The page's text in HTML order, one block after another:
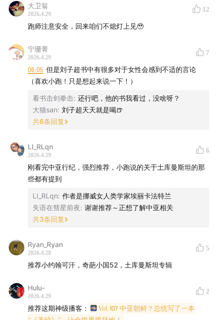
尔德之都的城市住了一晚。我还记得下了飞机出机场之
后，还对着机场方向拍了张夜景。
那会儿谁能想到——仅仅一个月之后，2 月 28 日，以色
列和美国就对伊朗开打了。之后的三天里，仅埃尔比勒一
座城市，就挨了好多枚导弹和无人机。机场航站楼附近起
火，美领馆旁边也有爆炸。我从新闻里看到埃尔比勒机场
冒起的浓烟。感觉非常诡异：我曾经站过的地方，变成新
闻头版了。
实了。在这么一个地缘政治以
为单位剧烈变化的时代，
全世界不管哪个地方，现在好像都变得更加不可预测。我
这次飞中亚的机票，因此比年初贵了好几倍。
虽然很肉疼，但还是决定出发上路了。原因就是如果现在
中亚这五个斯坦国家，包括土库曼斯坦、乌兹别克斯坦、
坦的，大家可能连名字都记不清楚。但它们夹在俄罗斯、
中国、伊朗、阿富汗之间，脚下是苏联解体三十多年、在
大国博弈夹缝中艰难寻找自己位置的土地。这里既有历史
大卫翁
2026.4.29
12
跑师注意安全，回来咱们不熄灯上见🥹
宁珊菁
2026.4.29
7
06:05 但是刘子超书中有很多对于女性会感到不适的言论
（喜欢小跑！只是想起来说一下！）
看书击剑拳击: 还行吧，他的书我看过，没啥呀？
大猫san: 刘子超天天就是喝🍺
共6条回复
LI_RLqn
2026.4.29
6
刚看完中亚行纪，强烈推荐，小跑说的关于土库曼斯坦的那
些都有提到
LI_RLqn: 作者是挪威女人类学家埃丽卡法特兰
失语在彗星前夜: 谢谢推荐～正想了解中亚相关
共3条回复
Ryan_Ryan
2026.4.28
5
推荐小约翰可汗，奇葩小国52，土库曼斯坦专辑
Hulu-
2026.4.29
2
推荐这期神级播客：
Vol.107 中亚朝鲜？总统写了一本